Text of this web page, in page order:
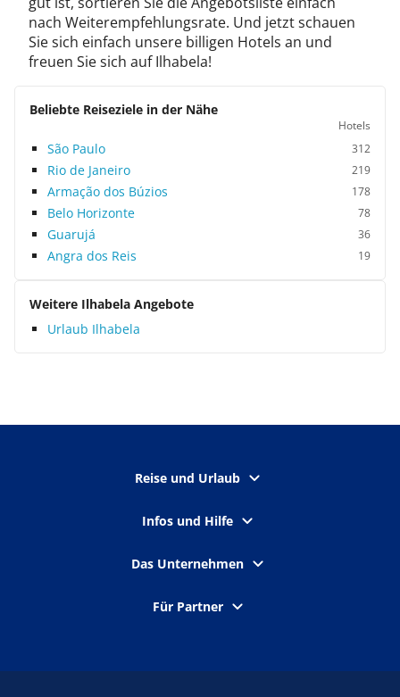
nach Weiterempfehlungsrate. Und jetzt schauen
Sie sich einfach unsere billigen Hotels an und
freuen Sie sich auf Ilhabela!
Beliebte Reiseziele in der Nähe
Hotels
São Paulo 312
Rio de Janeiro 219
Armação dos Búzios 178
Belo Horizonte 78
Guarujá 36
Angra dos Reis 19
Weitere Ilhabela Angebote
Urlaub Ilhabela
Reise und Urlaub
Infos und Hilfe
Das Unternehmen
Für Partner